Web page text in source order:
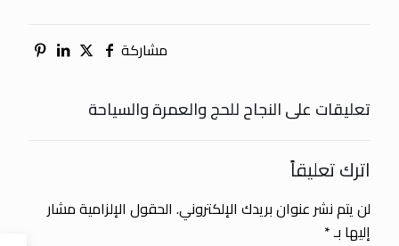
مشاركة
تعليقات على النجاح للحج والعمرة والسياحة
اترك تعليقاً
لن يتم نشر عنوان بريدك الإلكتروني. الحقول الإلزامية مشار
إليها بـ*